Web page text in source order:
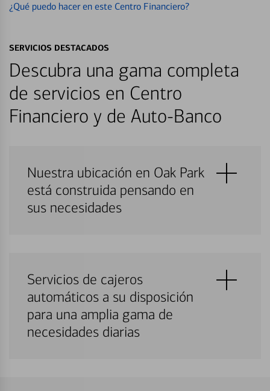
¿Qué puedo hacer en este Centro Financiero?
SERVICIOS DESTACADOS
Descubra una gama completa
de servicios en Centro
Financiero y de Auto-Banco
Nuestra ubicación en Oak Park
está construida pensando en
sus necesidades
Servicios de cajeros
automáticos a su disposición
para una amplia gama de
necesidades diarias